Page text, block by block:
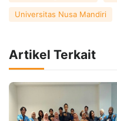
Universitas Nusa Mandiri
Artikel Terkait